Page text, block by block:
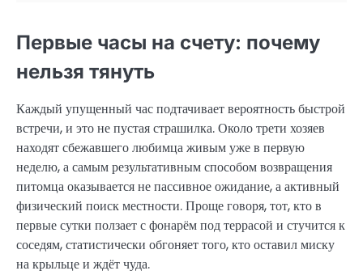
Первые часы на счету: почему
нельзя тянуть
Каждый упущенный час подтачивает вероятность быстрой
встречи, и это не пустая страшилка. Около трети хозяев
находят сбежавшего любимца живым уже в первую
неделю, а самым результативным способом возвращения
питомца оказывается не пассивное ожидание, а активный
физический поиск местности. Проще говоря, тот, кто в
первые сутки ползает с фонарём под террасой и стучится к
соседям, статистически обгоняет того, кто оставил миску
на крыльце и ждёт чуда.